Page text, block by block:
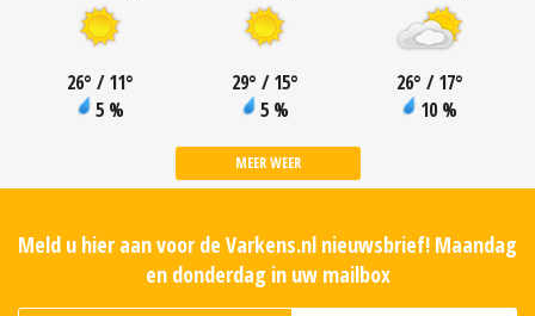
26° / 11°
5 %
29° / 15°
5 %
26° / 17°
10 %
MEER WEER
Meld u hier aan voor de Varkens.nl nieuwsbrief! Maandag
en donderdag in uw mailbox